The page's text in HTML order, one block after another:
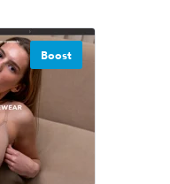
Boost